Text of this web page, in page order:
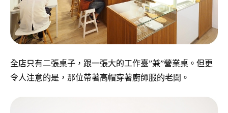
全店只有二張桌子，跟一張大的工作臺”兼”營業桌。但更
令人注意的是，那位帶著高帽穿著廚師服的老闆。